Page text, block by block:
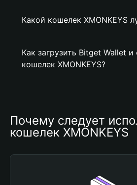
Какой кошелек XMONKEYS
Как загрузить Bitget Wallet и
кошелек XMONKEYS?
Почему следует
кошелек XMONKEYS